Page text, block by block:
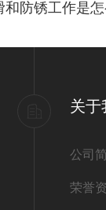
防锈工作是
关于
公司
荣誉